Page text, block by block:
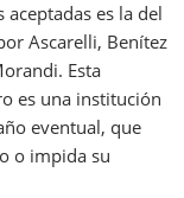
es la del
Ascarelli, Benítez
Esta
es una institución
eventual, que
o impida su